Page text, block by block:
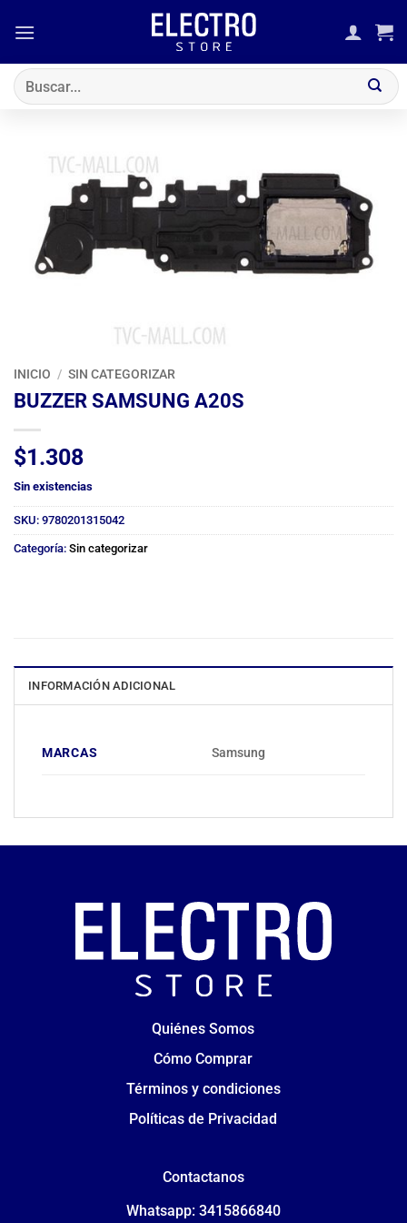
Buscar
por:
INICIO / SIN CATEGORIZAR
BUZZER SAMSUNG A20S
$1.308
Sin existencias
SKU: 9780201315042
Categoría: Sin categorizar
INFORMACIÓN ADICIONAL
MARCAS Samsung
Quiénes Somos
Cómo Comprar
Términos y condiciones
Políticas de Privacidad
Contactanos
Whatsapp: 3415866840